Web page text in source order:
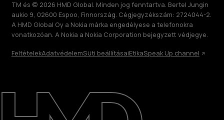
Rólunk
Javítás, újrafelhasználás, újrahasznosítás
TM és © 2026 HMD Global. Minden jog fenntartva. Bertel Jungin
aukio 9, 02600 Espoo, Finnország. Cégjegyzékszám: 2724044-2.
A HMD Global Oy a Nokia márka engedélyese a telefonokra
vonatkozóan. A Nokia a Nokia Corporation bejegyzett védjegye.
FeltételekAdatvédelemSüti beállításaiEtikaSpeak Up channel